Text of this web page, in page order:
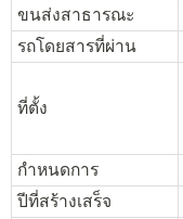
ขนส่งสาธารณะ
รถโดยสารที่ผ่าน
ที่ตั้ง
กำหนดการ
ปีที่สร้างเสร็จ